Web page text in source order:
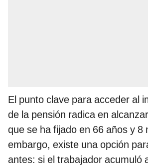
El punto clave para acceder al
de la pensión radica en
que se ha fijado en 66 años y 8
embargo, existe una opción
antes: si el trabajador acumuló